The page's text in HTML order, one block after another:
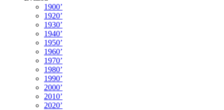
1900’
1920’
1930’
1940’
1950’
1960’
1970’
1980’
1990’
2000’
2010’
2020’